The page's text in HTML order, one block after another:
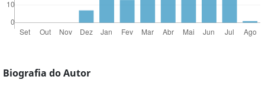
Biografia do Autor